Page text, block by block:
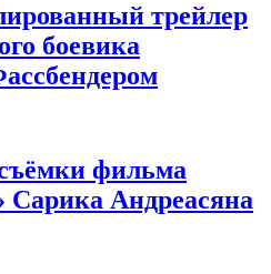
трейлер
боевика
фильма
Сарика Андреасяна